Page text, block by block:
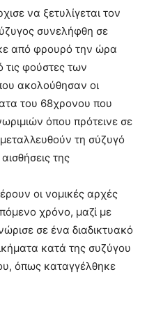
να ξετυλίγεται τον
συνελήφθη σε
από φρουρό την ώρα
φούστες των
ακολούθησαν οι
του 68χρονου που
όπου πρότεινε σε
τη σύζυγό
της
οι νομικές αρχές
χρόνο, μαζί με
σε ένα διαδικτυακό
κατά της συζύγου
όπως καταγγέλθηκε